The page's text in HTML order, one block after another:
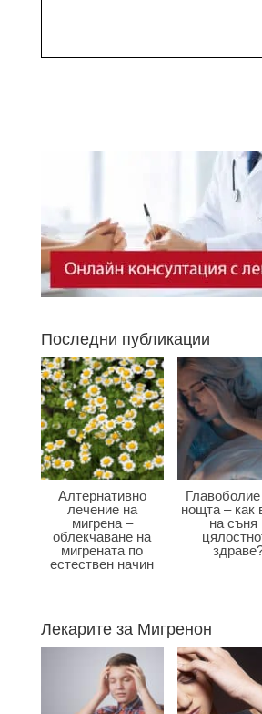
Последни публикации
Алтернативно
лечение на
мигрена –
облекчаване на
мигрената по
естествен начин
нощта – как
на съня
Лекарите за Мигренон